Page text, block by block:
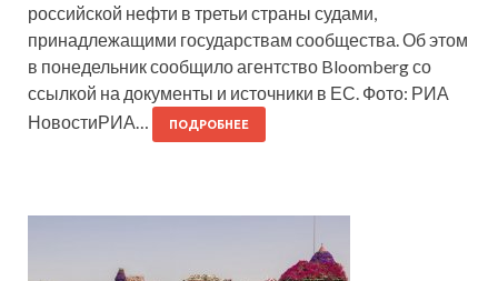
российской нефти в третьи страны судами,
принадлежащими государствам сообщества. Об этом
в понедельник сообщило агентство Bloomberg со
ссылкой на документы и источники в ЕС. Фото: РИА
НовостиРИА…
ПОДРОБНЕЕ